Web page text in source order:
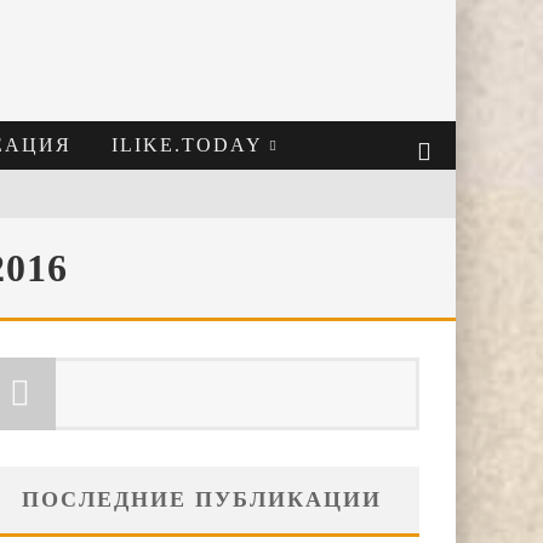
ILIKE.TODAY
ПОСЛЕДНИЕ ПУБЛИКАЦИИ